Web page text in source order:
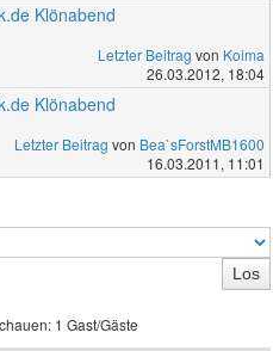
Klönabend
Letzter Beitrag von Koima
26.03.2012, 18:04
Klönabend
Letzter Beitrag von Bea`sForstMB1600
16.03.2011, 11:01
1 Gast/Gäste